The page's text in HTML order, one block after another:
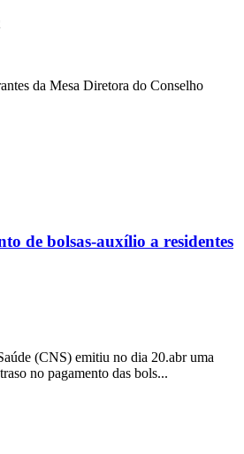
da Mesa Diretora do Conselho
de bolsas-auxílio a residentes
(CNS) emitiu no dia 20.abr uma
no pagamento das bols...